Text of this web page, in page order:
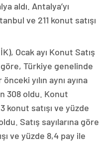
aldı. Antalya’yı
ve 211 konut satışı
Ocak ayı Konut Satış
Türkiye genelinde
yılın aynı ayına
308 oldu. Konut
konut satışı ve yüzde
Satış sayılarına göre
ve yüzde 8,4 pay ile